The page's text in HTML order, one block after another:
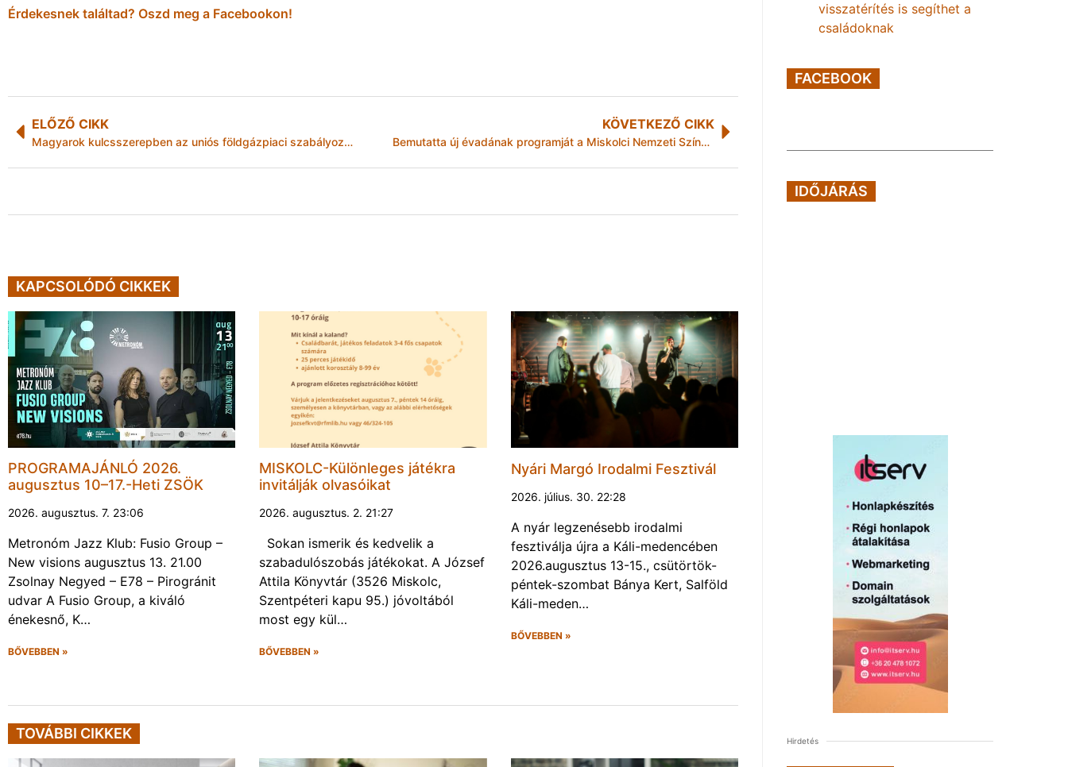
Érdekesnek találtad? Oszd meg a Facebookon!
ELŐZŐ CIKK
Magyarok kulcsszerepben az uniós földgázpiaci szabályozásnál
KÖVETKEZŐ CIKK
Bemutatta új évadának programját a Miskolci Nemzeti Színház
KAPCSOLÓDÓ CIKKEK
PROGRAMAJÁNLÓ 2026.
augusztus 10–17.-Heti ZSÖK
2026. augusztus. 7. 23:06
Metronóm Jazz Klub: Fusio Group –
New visions augusztus 13. 21.00
Zsolnay Negyed – E78 – Pirogránit
udvar A Fusio Group, a kiváló
énekesnő, K…
BŐVEBBEN »
MISKOLC-Különleges játékra
invitálják olvasóikat
2026. augusztus. 2. 21:27
Sokan ismerik és kedvelik a
szabadulószobás játékokat. A József
Attila Könyvtár (3526 Miskolc,
Szentpéteri kapu 95.) jóvoltából
most egy kül…
BŐVEBBEN »
Nyári Margó Irodalmi Fesztivál
2026. július. 30. 22:28
A nyár legzenésebb irodalmi
fesztiválja újra a Káli-medencében
2026.augusztus 13-15., csütörtök-
péntek-szombat Bánya Kert, Salföld
Káli-meden…
BŐVEBBEN »
TOVÁBBI CIKKEK
visszatérítés is segíthet a
családoknak
FACEBOOK
IDŐJÁRÁS
Hirdetés